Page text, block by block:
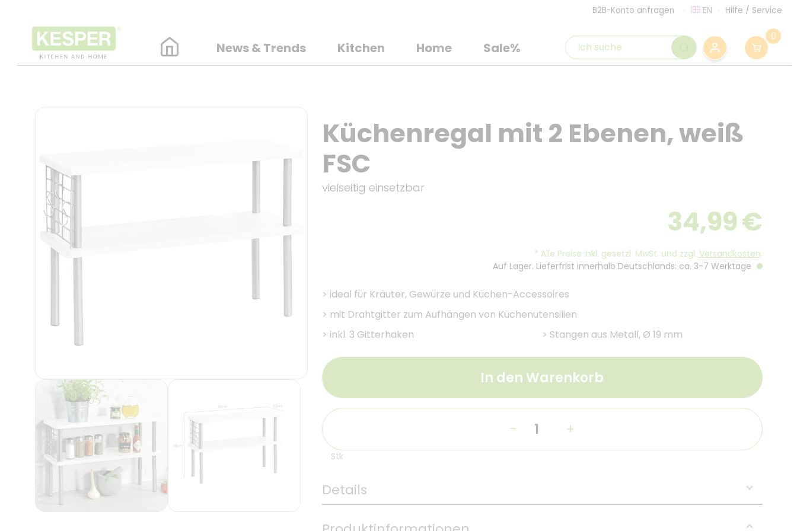
B2B-Konto anfragen EN Hilfe / Service
News & Trends Kitchen Home Sale%
0
Küchenregal mit 2 Ebenen, weiß
FSC
vielseitig einsetzbar
34,99€
* Alle Preise inkl. gesetzl. MwSt. und zzgl. Versandkosten.
Auf Lager. Lieferfrist innerhalb Deutschlands: ca. 3-7 Werktage
> ideal für Kräuter, Gewürze und Küchen-Accessoires
> mit Drahtgitter zum Aufhängen von Küchenutensilien
> inkl. 3 Gitterhaken > Stangen aus Metall, Ø 19 mm
In den Warenkorb
- +
Stk
Details